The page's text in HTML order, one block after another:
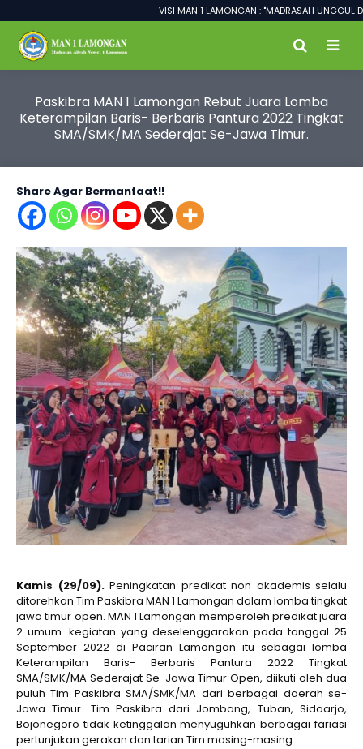
VISI MAN 1 LAMONGAN : "MADRASAH UNGGUL
Paskibra MAN 1 Lamongan Rebut Juara Lomba
Keterampilan Baris- Berbaris Pantura 2022 Tingkat
SMA/SMK/MA Sederajat Se-Jawa Timur.
Share Agar Bermanfaat!!
Kamis (29/09).Peningkatan predikat non akademis selalu
ditorehkan Tim Paskibra MAN 1 Lamongan dalam lomba tingkat
jawa timur open. MAN 1 Lamongan memperoleh predikat juara
2 umum. kegiatan yang deselenggarakan pada tanggal 25
September 2022 di Paciran Lamongan itu sebagai lomba
Keterampilan Baris- Berbaris Pantura 2022 Tingkat
SMA/SMK/MA Sederajat Se-Jawa Timur Open, diikuti oleh dua
puluh Tim Paskibra SMA/SMK/MA dari berbagai daerah se-
Jawa Timur. Tim Paskibra dari Jombang, Tuban, Sidoarjo,
Bojonegoro tidak ketinggalan menyuguhkan berbagai fariasi
pertunjukan gerakan dan tarian Tim masing-masing.